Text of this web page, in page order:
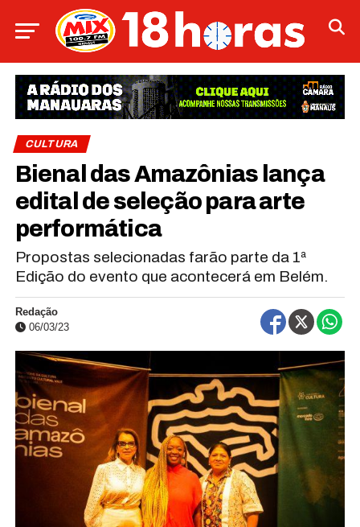
CULTURA
Bienal das Amazônias lança
edital de seleção para arte
performática
Propostas selecionadas farão parte da 1ª
Edição do evento que acontecerá em Belém.
Redação
06/03/23